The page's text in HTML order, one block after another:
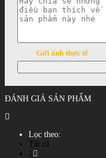
Gửi ảnh thực tế
ĐÁNH GIÁ SẢN PHẨM
Lọc theo:
Tất cả